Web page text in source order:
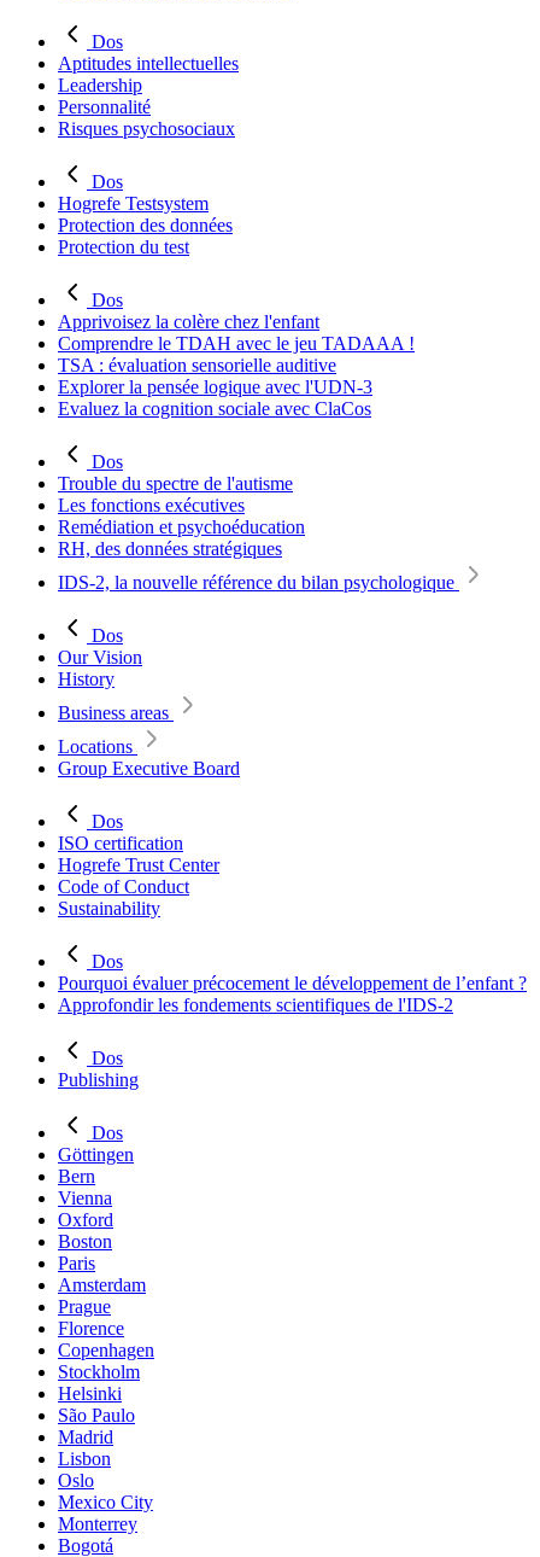
Dos
Aptitudes intellectuelles
Leadership
Personnalité
Risques psychosociaux
Dos
Hogrefe Testsystem
Protection des données
Protection du test
Dos
Apprivoisez la colère chez l'enfant
Comprendre le TDAH avec le jeu TADAAA !
TSA : évaluation sensorielle auditive
Explorer la pensée logique avec l'UDN-3
Evaluez la cognition sociale avec ClaCos
Dos
Trouble du spectre de l'autisme
Les fonctions exécutives
Remédiation et psychoéducation
RH, des données stratégiques
IDS-2, la nouvelle référence du bilan psychologique
Dos
Our Vision
History
Business areas
Locations
Group Executive Board
Dos
ISO certification
Hogrefe Trust Center
Code of Conduct
Sustainability
Dos
Pourquoi évaluer précocement le développement de l’enfant ?
Approfondir les fondements scientifiques de l'IDS-2
Dos
Publishing
Dos
Göttingen
Bern
Vienna
Oxford
Boston
Paris
Amsterdam
Prague
Florence
Copenhagen
Stockholm
Helsinki
São Paulo
Madrid
Lisbon
Oslo
Mexico City
Monterrey
Bogotá